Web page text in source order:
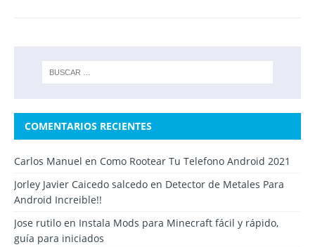
COMENTARIOS RECIENTES
Carlos Manuel en Como Rootear Tu Telefono Android 2021
Jorley Javier Caicedo salcedo en Detector de Metales Para
Android Increible!!
Jose rutilo en Instala Mods para Minecraft fácil y rápido,
guía para iniciados